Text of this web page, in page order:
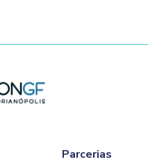
ao treinamento
curso pela equipe do
Parcerias